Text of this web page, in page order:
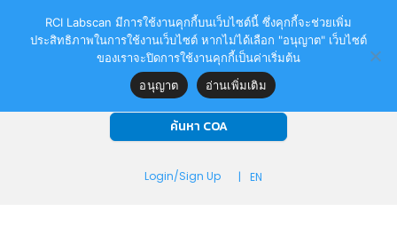
+66 261 37911-4, +66 261 37600-5
+66 261 37915
sales@rcilabscan.com
ค้นหาสินค้า
ค้นหา COA
Login/Sign Up | EN
RCI Labscan มีการใช้งานคุกกี้บนเว็บไซต์นี้ ซึ่งคุกกี้จะช่วยเพิ่ม
ประสิทธิภาพในการใช้งานเว็บไซต์ หากไม่ได้เลือก "อนุญาต" เว็บไซต์
ของเราจะปิดการใช้งานคุกกี้เป็นค่าเริ่มต้น
อนุญาต
อ่านเพิ่มเติม